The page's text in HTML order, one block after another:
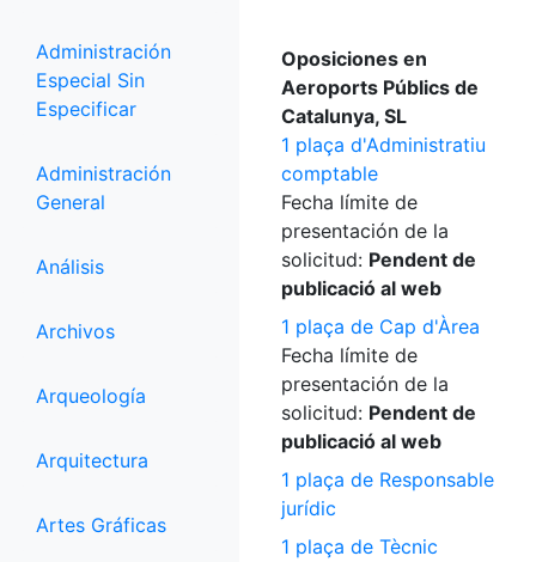
Administración
Especial Sin
Especificar
Administración
General
Análisis
Archivos
Arqueología
Arquitectura
Artes Gráficas
Oposiciones en
Aeroports Públics de
Catalunya, SL
1 plaça d'Administratiu
comptable
Fecha límite de
presentación de la
solicitud: Pendent de
publicació al web
1 plaça de Cap d'Àrea
Fecha límite de
presentación de la
solicitud: Pendent de
publicació al web
1 plaça de Responsable
jurídic
1 plaça de Tècnic